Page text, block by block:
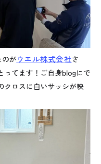
のがウエル株式会社さ
ってます！ご自身blogにで
クロスに白いサッシが映